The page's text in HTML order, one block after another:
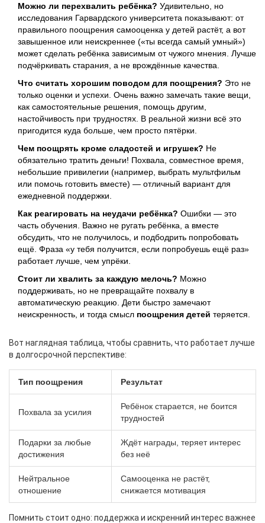
Можно ли перехвалить ребёнка? Удивительно, но
исследования Гарвардского университета показывают: от
правильного поощрения самооценка у детей растёт, а вот
завышенное или неискреннее («ты всегда самый умный»)
может сделать ребёнка зависимым от чужого мнения. Лучше
подчёркивать старания, а не врождённые качества.
Что считать хорошим поводом для поощрения? Это не
только оценки и успехи. Очень важно замечать такие вещи,
как самостоятельные решения, помощь другим,
настойчивость при трудностях. В реальной жизни всё это
пригодится куда больше, чем просто пятёрки.
Чем поощрять кроме сладостей и игрушек? Не
обязательно тратить деньги! Похвала, совместное время,
небольшие привилегии (например, выбрать мультфильм
или помочь готовить вместе) — отличный вариант для
ежедневной поддержки.
Как реагировать на неудачи ребёнка? Ошибки — это
часть обучения. Важно не ругать ребёнка, а вместе
обсудить, что не получилось, и подбодрить попробовать
ещё. Фраза «у тебя получится, если попробуешь ещё раз»
работает лучше, чем упрёки.
Стоит ли хвалить за каждую мелочь? Можно
поддерживать, но не превращайте похвалу в
автоматическую реакцию. Дети быстро замечают
неискренность, и тогда смысл поощрения детей теряется.
Вот наглядная таблица, чтобы сравнить, что работает лучше
в долгосрочной перспективе:
Тип поощрения Результат
Похвала за усилия
Ребёнок старается, не боится
трудностей
Подарки за любые
достижения
Ждёт награды, теряет интерес
без неё
Нейтральное
отношение
Самооценка не растёт,
снижается мотивация
Помнить стоит одно: поддержка и искренний интерес важнее